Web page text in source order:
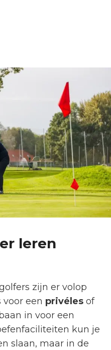
leren
zijn er volop
voor een privéles of
in voor een
kun je
slaan, maar in de